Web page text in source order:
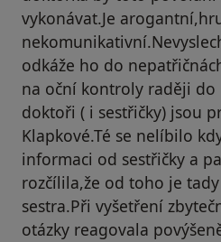
vykonávat.Je
odkáže ho do
na oční kontroly raději do
doktoři ( i sestřičky) jsou
Klapkové.Té se nelíbilo
informaci od sestřičky a
rozčílila,že od toho je
sestra.Při vyšetření
otázky reagovala